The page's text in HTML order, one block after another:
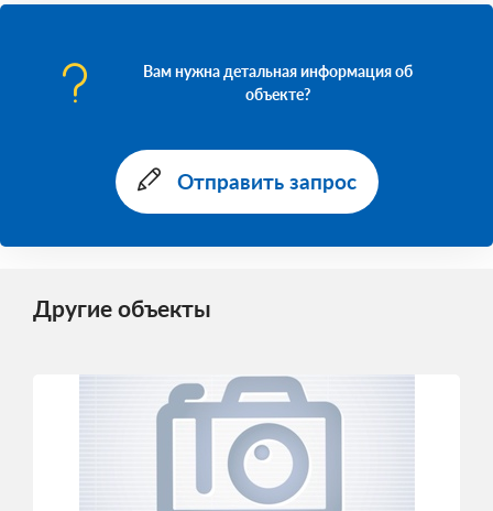
Вам нужна детальная информация об
объекте?
Отправить запрос
Другие объекты